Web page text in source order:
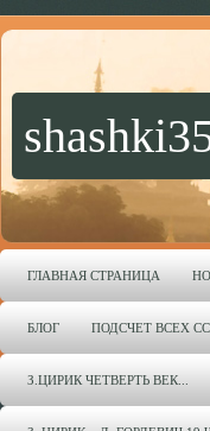
ГЛАВНАЯ СТРАНИЦА
БЛОГ ПОДСЧЕТ ВСЕХ
З.ЦИРИК ЧЕТВЕРТЬ ВЕК...